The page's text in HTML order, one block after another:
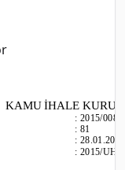
KAMU İHALE
:2015/008
:81
:
:2015/